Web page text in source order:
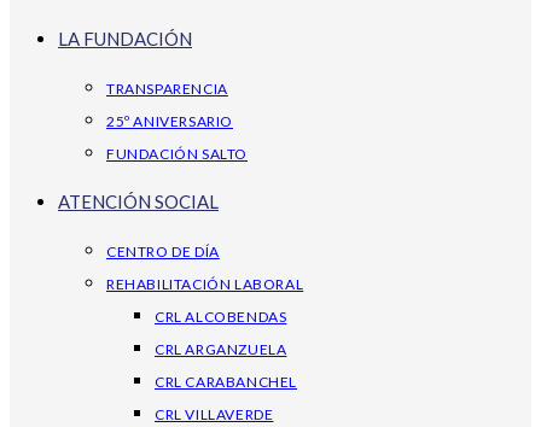
LA FUNDACIÓN
TRANSPARENCIA
25º ANIVERSARIO
FUNDACIÓN SALTO
ATENCIÓN SOCIAL
CENTRO DE DÍA
REHABILITACIÓN LABORAL
CRL ALCOBENDAS
CRL ARGANZUELA
CRL CARABANCHEL
CRL VILLAVERDE